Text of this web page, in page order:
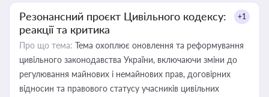
Резонансний проєкт Цивільного кодексу:
реакції та критика
+1
Про що тема: Тема охоплює оновлення та реформування
цивільного законодавства України, включаючи зміни до
регулювання майнових і немайнових прав, договірних
відносин та правового статусу учасників цивільних